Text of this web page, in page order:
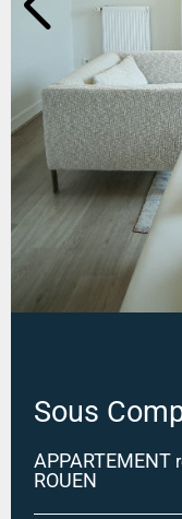
Sous
APPARTEMENT
ROUEN